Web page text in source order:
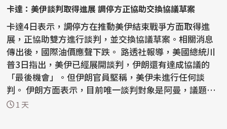
卡達：美伊談判取得進展 調停方正協助交換協議草案
卡達4日表示，調停方在推動美伊結束戰爭方面取得進
展，正協助雙方進行談判，並交換協議草案。相關消息
傳出後，國際油價應聲下跌。 路透社報導，美國總統川
普3日指出，美伊已經展開談判，伊朗還有達成協議的
「最後機會」。但伊朗官員堅稱，美伊未進行任何談
判。 伊朗方面表示，目前唯一談判對象是阿曼，議題是
荷莫茲...
1 天